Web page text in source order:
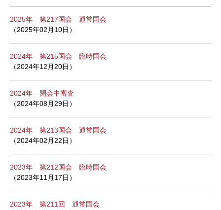
2025年 第217国会 通常国会
（2025年02月10日）
2024年 第215国会 臨時国会
（2024年12月20日）
2024年 閉会中審査
（2024年08月29日）
2024年 第213国会 通常国会
（2024年02月22日）
2023年 第212国会 臨時国会
（2023年11月17日）
2023年 第211回 通常国会